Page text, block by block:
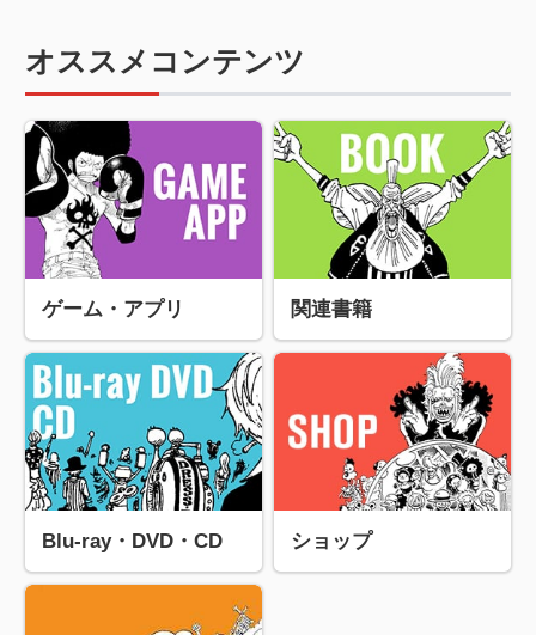
オススメコンテンツ
ゲーム・アプリ 関連書籍
Blu-ray・DVD・CD ショップ